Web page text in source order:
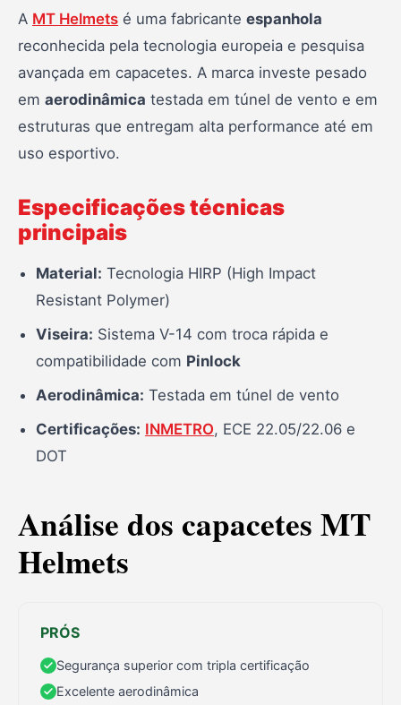
A MT Helmets é uma fabricante espanhola
reconhecida pela tecnologia europeia e pesquisa
avançada em capacetes. A marca investe pesado
em aerodinâmica testada em túnel de vento e em
estruturas que entregam alta performance até em
uso esportivo.
Especificações técnicas
principais
Material: Tecnologia HIRP (High Impact
Resistant Polymer)
Viseira: Sistema V-14 com troca rápida e
compatibilidade com Pinlock
Aerodinâmica: Testada em túnel de vento
Certificações: INMETRO, ECE 22.05/22.06 e
DOT
Análise dos capacetes MT
Helmets
PRÓS
Segurança superior com tripla certificação
Excelente aerodinâmica